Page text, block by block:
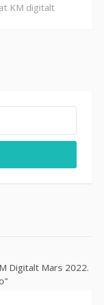
KM digitalt
Digitalt Mars 2022.